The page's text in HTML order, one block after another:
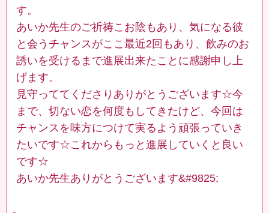
す。
あいか先生のご祈祷こお陰もあり、気になる彼
と会うチャンスがここ最近2回もあり、飲みのお
誘いを受けるまで進展出来たことに感謝申し上
げます。
見守っててくださりありがとうございます☆今
まで、切ない恋を何度もしてきたけど、今回は
チャンスを味方につけて実るよう頑張っていき
たいです☆これからもっと進展していくと良い
です☆
あいか先生ありがとうございます&#9825;